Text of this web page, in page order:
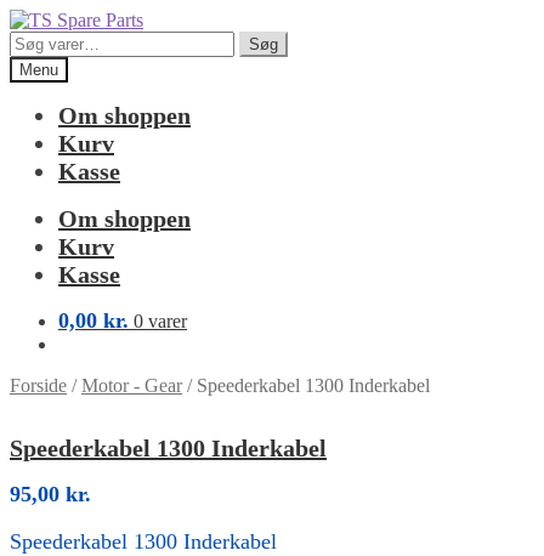
Spring
til
navigation
Spring
til
indhold
Søg
efter:
Søg
Menu
Om shoppen
Kurv
Kasse
Om shoppen
Kurv
Kasse
0,00 kr. 0 varer
Forside /Motor - Gear/ Speederkabel 1300 Inderkabel
Speederkabel 1300 Inderkabel
95,00 kr.
Speederkabel 1300 Inderkabel